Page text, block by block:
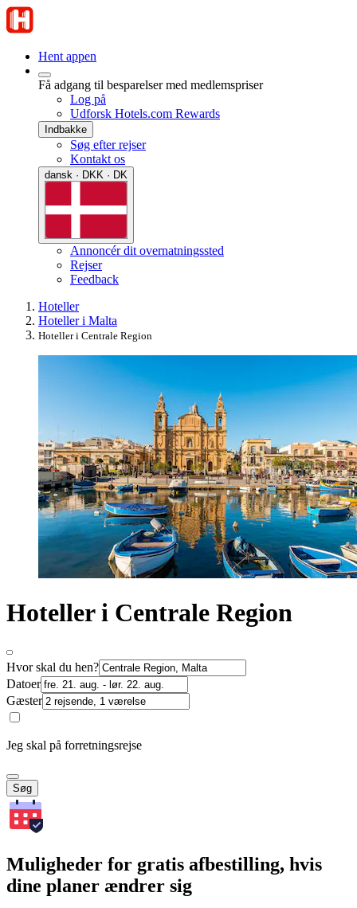
Hent appen
Få adgang til besparelser med medlemspriser
Log på
Udforsk Hotels.com Rewards
Indbakke
Søg efter rejser
Kontakt os
dansk · DKK · DK
Annoncér dit overnatningssted
Rejser
Feedback
Hoteller
Hoteller i Malta
Hoteller i Centrale Region
Hoteller i Centrale Region
Hvor skal du hen?
Datoer
Gæster
Jeg skal på forretningsrejse
Søg
Muligheder for gratis afbestilling, hvis
dine planer ændrer sig